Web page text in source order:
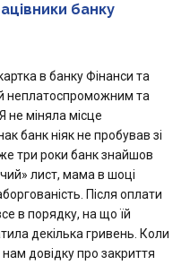
банку
в банку Фінанси та
неплатоспроможним та
не міняла місце
банк ніяк не пробував зі
три роки банк знайшов
лист, мама в шоці
Після оплати
в порядку, на що їй
декілька гривень. Коли
довідку про закриття